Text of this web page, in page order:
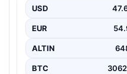
Otomobilin Park Etmesine
Gerginlik Yaşandı",…
USD
EUR
ALTIN
BTC